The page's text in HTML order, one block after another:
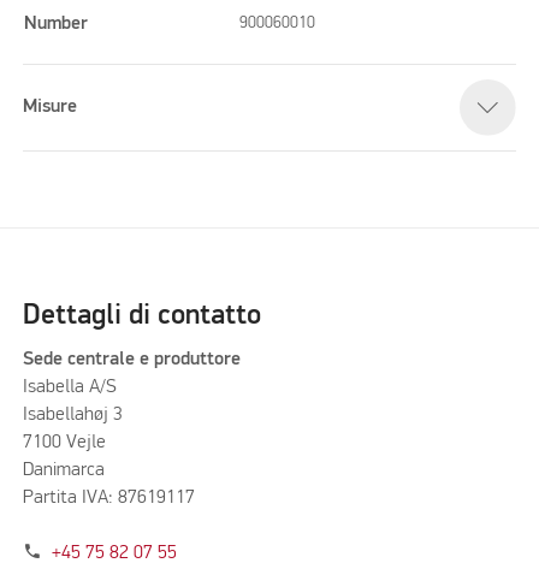
Number 900060010
Misure
Dettagli di contatto
Sede centrale e produttore
Isabella A/S
Isabellahøj 3
7100 Vejle
Danimarca
Partita IVA: 87619117
phone +45 75 82 07 55